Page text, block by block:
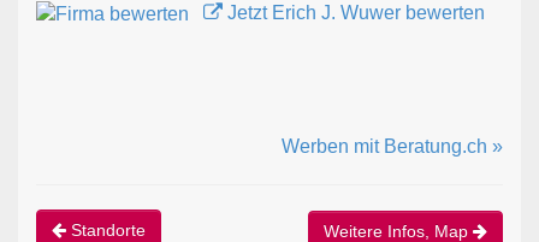
Jetzt Erich J. Wuwer bewerten
Werben mit Beratung.ch »
Standorte Weitere Infos, Map